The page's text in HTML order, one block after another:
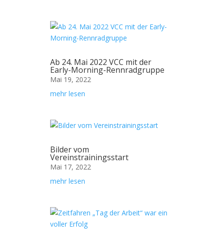
Ab 24. Mai 2022 VCC mit der
Early-Morning-Rennradgruppe
Mai 19, 2022
mehr lesen
Bilder vom
Vereinstrainingsstart
Mai 17, 2022
mehr lesen